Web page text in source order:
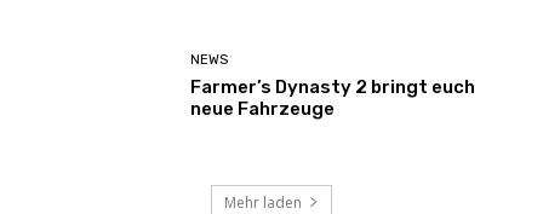
NEWS
Farmer’s Dynasty 2 bringt euch
neue Fahrzeuge
Mehr laden